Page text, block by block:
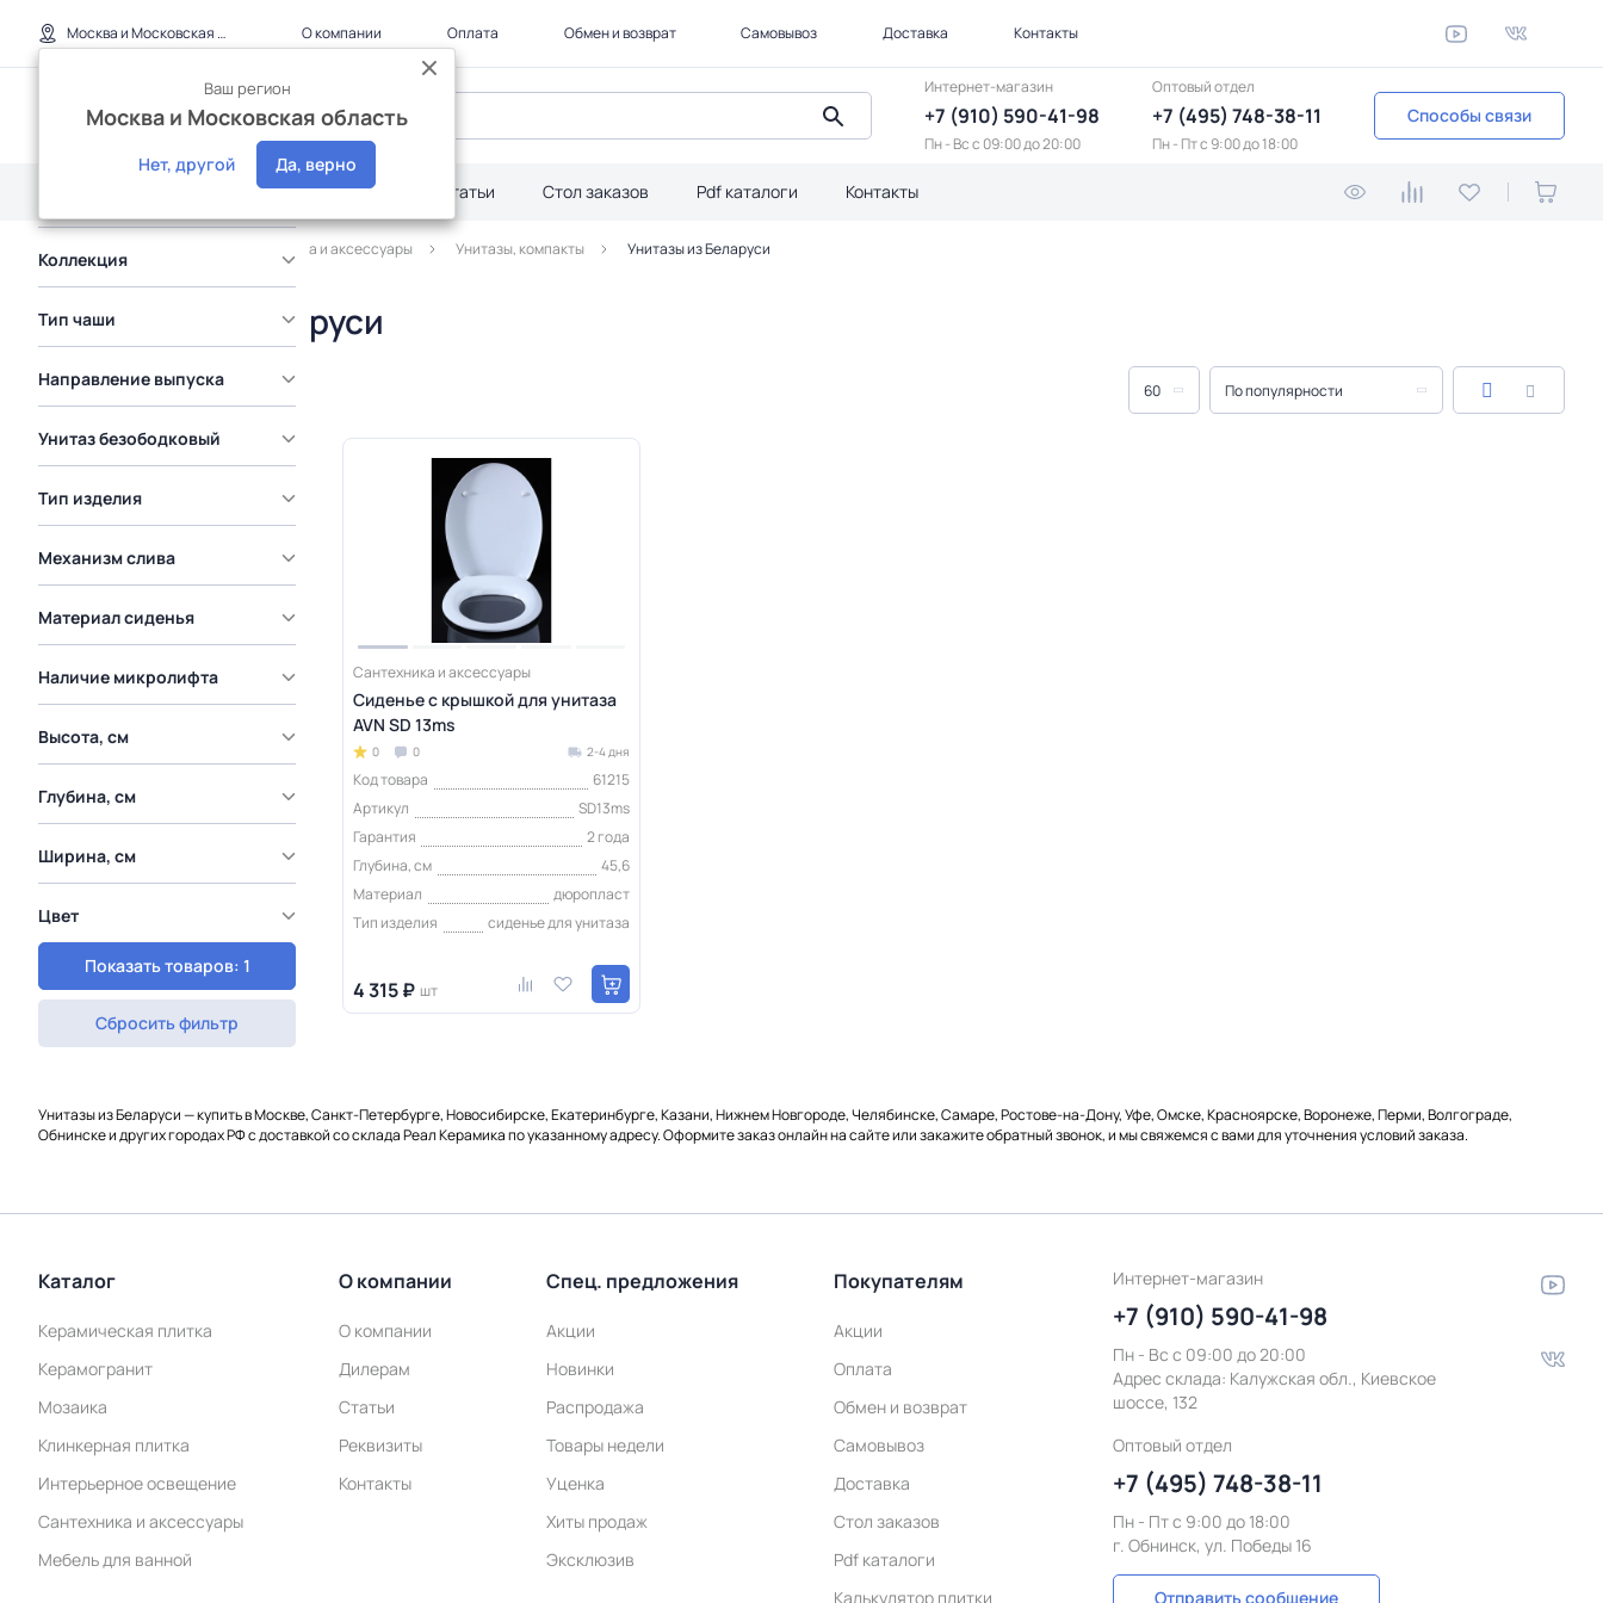
Москва и Московская область
Ваш регион
Москва и Московская область
Нет, другой Да, верно
О компании Оплата Обмен и возврат Самовывоз Доставка Контакты
Интернет-магазин
+7 (910) 590-41-98
Пн - Вс с 09:00 до 20:00
Оптовый отдел
+7 (495) 748-38-11
Пн - Пт c 9:00 до 18:00
Способы связи
Дилерам Акции Статьи Стол заказов Pdf каталоги Контакты
Сантехника и аксессуары Унитазы, компакты Унитазы из Беларуси
Унитазы из Беларуси
Распродажа
Коллекция
Тип чаши
Направление выпуска
Унитаз безободковый
Тип изделия
Механизм слива
Материал сиденья
Наличие микролифта
Высота, см
Глубина, см
Ширина, см
Цвет
Показать товаров: 1
Сбросить фильтр
60 По популярности
Сантехника и аксессуары
Сиденье с крышкой для унитаза
AVN SD 13ms
0 0 2-4 дня
Код товара
61215
Артикул
SD13ms
Гарантия
2 года
Глубина, см
45,6
Материал
дюропласт
Тип изделия
сиденье для унитаза
4 315 ₽ шт
Унитазы из Беларуси — купить в Москве, Санкт-Петербурге, Новосибирске, Екатеринбурге, Казани, Нижнем Новгороде, Челябинске, Самаре, Ростове-на-Дону, Уфе, Омске, Красноярске, Воронеже, Перми, Волгограде,
Обнинске и других городах РФ с доставкой со склада Реал Керамика по указанному адресу. Оформите заказ онлайн на сайте или закажите обратный звонок, и мы свяжемся с вами для уточнения условий заказа.
Каталог
Керамическая плитка
Керамогранит
Мозаика
Клинкерная плитка
Интерьерное освещение
Сантехника и аксессуары
Мебель для ванной
О компании
О компании
Дилерам
Статьи
Реквизиты
Контакты
Спец. предложения
Акции
Новинки
Распродажа
Товары недели
Уценка
Хиты продаж
Эксклюзив
Покупателям
Акции
Оплата
Обмен и возврат
Самовывоз
Доставка
Стол заказов
Pdf каталоги
Калькулятор плитки
Интернет-магазин
+7 (910) 590-41-98
Пн - Вс с 09:00 до 20:00
Адрес склада: Калужская обл., Киевское
шоссе, 132
Оптовый отдел
+7 (495) 748-38-11
Пн - Пт c 9:00 до 18:00
г. Обнинск, ул. Победы 16
Отправить сообщение